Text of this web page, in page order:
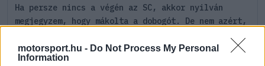
motorsport.hu - Do Not Process My Personal
Information
Ha persze nincs a végén az SC, akkor nyilván
megjegyzem, hogy mákolta a dobogót. De nem azért,
ténylegesen mák lett volna. No ennyit erről.